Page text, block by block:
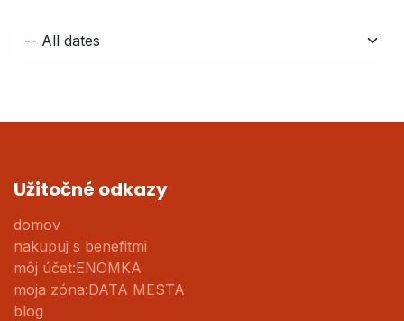
Užitočné odkazy
domov
nakupuj s benefitmi
môj účet:ENOMKA
moja zóna:DATA MESTA
blog